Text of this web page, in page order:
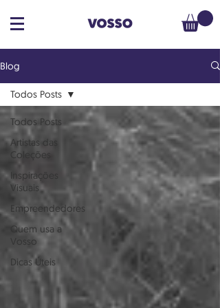
Blog
Todos Posts
Artistas das
Coleções
Inspirações
Visuais
Empreendedores
Quem usa a
Vosso
Dicas Úteis
Todos Posts